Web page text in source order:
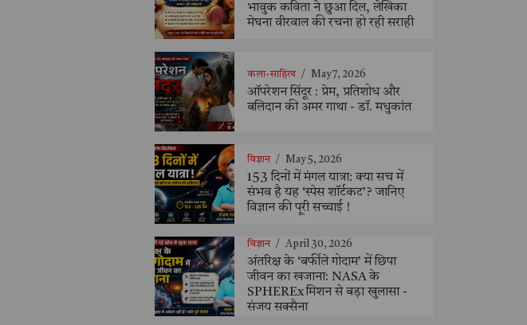
भावुक कविता ने छुआ दिल, लेखिका
मेघना वीरवाल की रचना हो रही सराही
कला-साहित्य / May 7, 2026
ऑपरेशन सिंदूर : प्रेम, प्रतिशोध और
बलिदान की अमर गाथा - डॉ. मधुकांत
विज्ञान / May 5, 2026
153 दिनों में मंगल यात्रा: क्या सच में
संभव है यह ‘स्पेस शॉर्टकट’? जानिए
विज्ञान की पूरी सच्चाई !
विज्ञान / April 30, 2026
अंतरिक्ष के ‘बर्फीले गोदाम’ में छिपा
जीवन का खजाना: NASA के
SPHEREx मिशन से बड़ा खुलासा -
संजय सक्सैना